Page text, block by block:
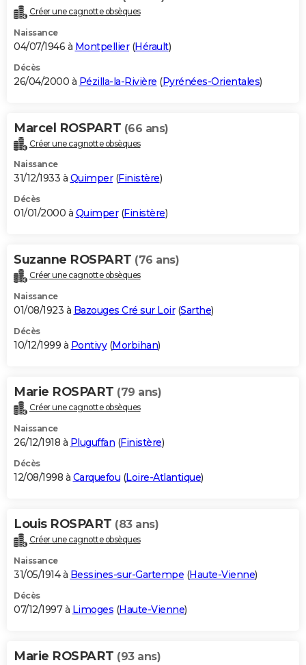
Créer une cagnotte obsèques
Naissance
04/07/1946 à Montpellier(Hérault)
Décès
26/04/2000 à Pézilla-la-Rivière (Pyrénées-Orientales)
Marcel ROSPART (66 ans)
Créer une cagnotte obsèques
Naissance
31/12/1933 à Quimper(Finistère)
Décès
01/01/2000 à Quimper(Finistère)
Suzanne ROSPART (76 ans)
Créer une cagnotte obsèques
Naissance
01/08/1923 à Bazouges Cré sur Loir(Sarthe)
Décès
10/12/1999 à Pontivy(Morbihan)
Marie ROSPART (79 ans)
Créer une cagnotte obsèques
Naissance
26/12/1918 à Pluguffan (Finistère)
Décès
12/08/1998 à Carquefou (Loire-Atlantique)
Louis ROSPART (83 ans)
Créer une cagnotte obsèques
Naissance
31/05/1914 à Bessines-sur-Gartempe (Haute-Vienne)
Décès
07/12/1997 à Limoges (Haute-Vienne)
Marie ROSPART (93 ans)